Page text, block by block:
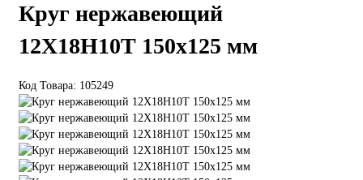
Круг нержавеющий
12Х18Н10Т 150х125 мм
Код Товара: 105249